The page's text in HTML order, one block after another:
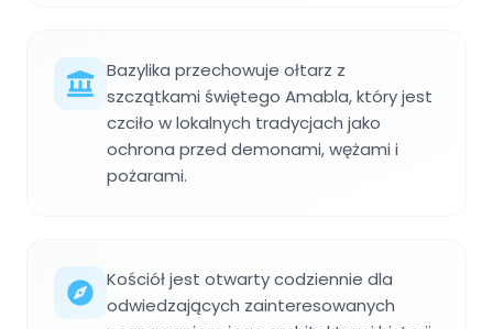
Bazylika przechowuje ołtarz z
szczątkami świętego Amabla, który jest
czciło w lokalnych tradycjach jako
ochrona przed demonami, wężami i
pożarami.
Kościół jest otwarty codziennie dla
odwiedzających zainteresowanych